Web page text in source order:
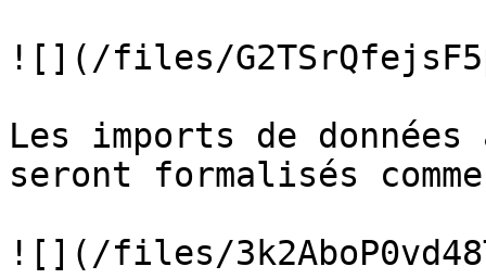
![](/files/
Les imports de
seront formalisés
![](/files/